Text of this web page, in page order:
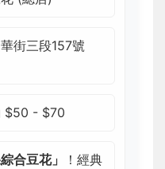
街三段157號
$50 - $70
合豆花」
！經典